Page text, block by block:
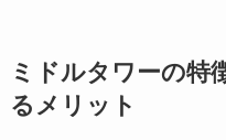
ミドルタワーの特
るメリット